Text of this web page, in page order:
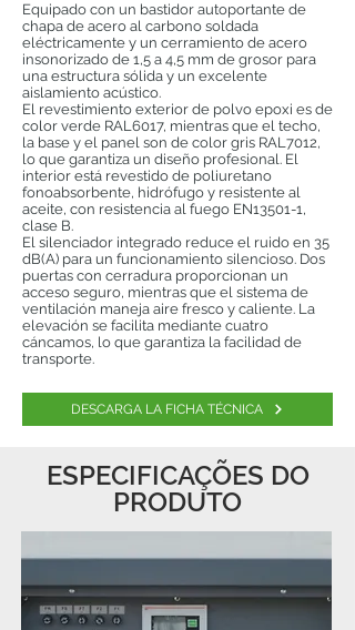
Equipado con un bastidor autoportante de
chapa de acero al carbono soldada
eléctricamente y un cerramiento de acero
insonorizado de 1,5 a 4,5 mm de grosor para
una estructura sólida y un excelente
aislamiento acústico.
El revestimiento exterior de polvo epoxi es de
color verde RAL6017, mientras que el techo,
la base y el panel son de color gris RAL7012,
lo que garantiza un diseño profesional. El
interior está revestido de poliuretano
fonoabsorbente, hidrófugo y resistente al
aceite, con resistencia al fuego EN13501-1,
clase B.
El silenciador integrado reduce el ruido en 35
dB(A) para un funcionamiento silencioso. Dos
puertas con cerradura proporcionan un
acceso seguro, mientras que el sistema de
ventilación maneja aire fresco y caliente. La
elevación se facilita mediante cuatro
cáncamos, lo que garantiza la facilidad de
transporte.
DESCARGA LA FICHA TÉCNICA
ESPECIFICAÇÕES DO
PRODUTO